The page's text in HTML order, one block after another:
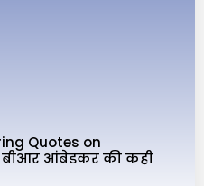
Quotes on
बीआर आंबेडकर की कही